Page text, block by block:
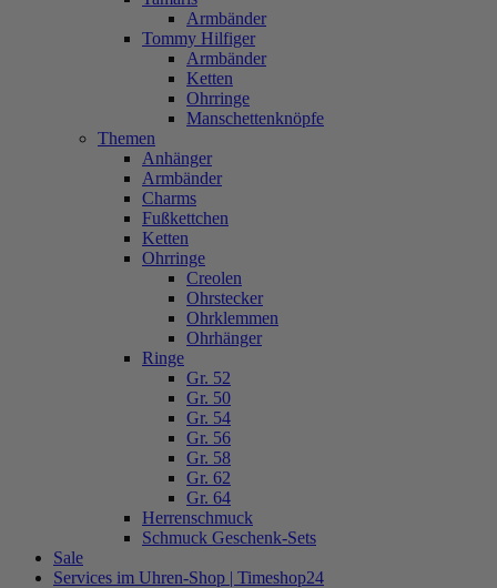
Armbänder
Tommy Hilfiger
Armbänder
Ketten
Ohrringe
Manschettenknöpfe
Themen
Anhänger
Armbänder
Charms
Fußkettchen
Ketten
Ohrringe
Creolen
Ohrstecker
Ohrklemmen
Ohrhänger
Ringe
Gr. 52
Gr. 50
Gr. 54
Gr. 56
Gr. 58
Gr. 62
Gr. 64
Herrenschmuck
Schmuck Geschenk-Sets
Sale
Services im Uhren-Shop | Timeshop24